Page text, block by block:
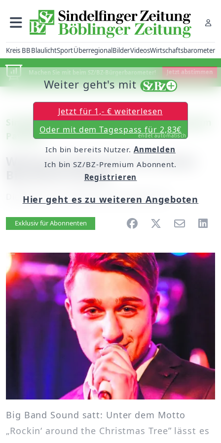
Kreis BBBlaulichtSportÜberregionalBilderVideosWirtschaftsbarometer
Machen Sie mit beim SZ/BZ-Bürgerbarometer! Jetzt abstimmen
Sindelfingen: MVS Big Band am Samstag im
Pavillon
Weihnachtskonzert im satten
Big-Band-Sound
Dienstag, 01. Dezember 2015, 06:00 Uhr
Artikel vorlesen
Exklusiv für Abonnenten
Big Band Sound satt: Unter dem Motto
„Rockin‘ around the Christmas Tree” lässt es
Weiter geht's mit
Jetzt für 1,- € weiterlesen
Oder mit dem Tagespass für 2,83€
endet automatisch
Ich bin bereits Nutzer. Anmelden
Ich bin SZ/BZ-Premium Abonnent.
Registrieren
Hier geht es zu weiteren Angeboten